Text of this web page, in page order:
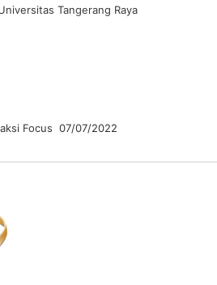
Tangerang Raya
Focus e
a
07/07/2022